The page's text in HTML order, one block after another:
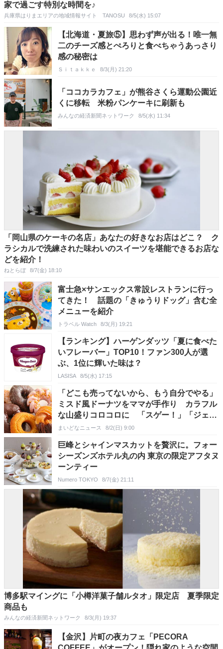
家で過ごす特別な時間を♪
兵庫県はりまエリアの地域情報サイト TANOSU 8/5(水) 15:07
【北海道・夏旅⑤】思わず声が出る！唯一無
二のチーズ感とぺろりと食べちゃうあっさり
感の秘密は
Ｓｉｔａｋｋｅ 8/3(月) 21:20
「ココカラカフェ」が熊谷さくら運動公園近
くに移転 米粉パンケーキに刷新も
みんなの経済新聞ネットワーク 8/5(水) 11:34
「岡山県のケーキの名店」あなたの好きなお店はどこ？ ク
ラシカルで洗練された味わいのスイーツを堪能できるお店な
どを紹介！
ねとらぼ 8/7(金) 18:10
富士急×サンエックス常設レストランに行っ
てきた！ 話題の「きゅうりドッグ」含む全
メニューを紹介
トラベル Watch 8/3(月) 19:21
【ランキング】ハーゲンダッツ「夏に食べた
いフレーバー」TOP10！ファン300人が選
ぶ、1位に輝いた味は？
LASISA 8/5(水) 17:15
「どこも売ってないから、もう自分でやる」
ミスド風ドーナツをママが手作り カラフル
な山盛りコロコロに 「スゲー！」「ジェネ
リックDポップだ」
まいどなニュース 8/2(日) 9:00
巨峰とシャインマスカットを贅沢に。フォー
シーズンズホテル丸の内 東京の限定アフタヌ
ーンティー
Numero TOKYO 8/7(金) 21:11
博多駅マイングに「小樽洋菓子舗ルタオ」限定店 夏季限定
商品も
みんなの経済新聞ネットワーク 8/3(月) 19:37
【金沢】片町の夜カフェ「PECORA